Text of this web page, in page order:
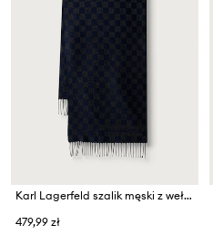
Karl Lagerfeld szalik męski z wełną
479,99 zł